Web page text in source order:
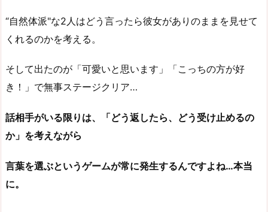
“自然体派"な2人はどう言ったら彼女がありのままを見せて
くれるのかを考える。
そして出たのが「可愛いと思います」「こっちの方が好
き！」で無事ステージクリア…
話相手がいる限りは、「どう返したら、どう受け止めるの
か」を考えながら
言葉を選ぶというゲームが常に発生するんですよね…本当
に。